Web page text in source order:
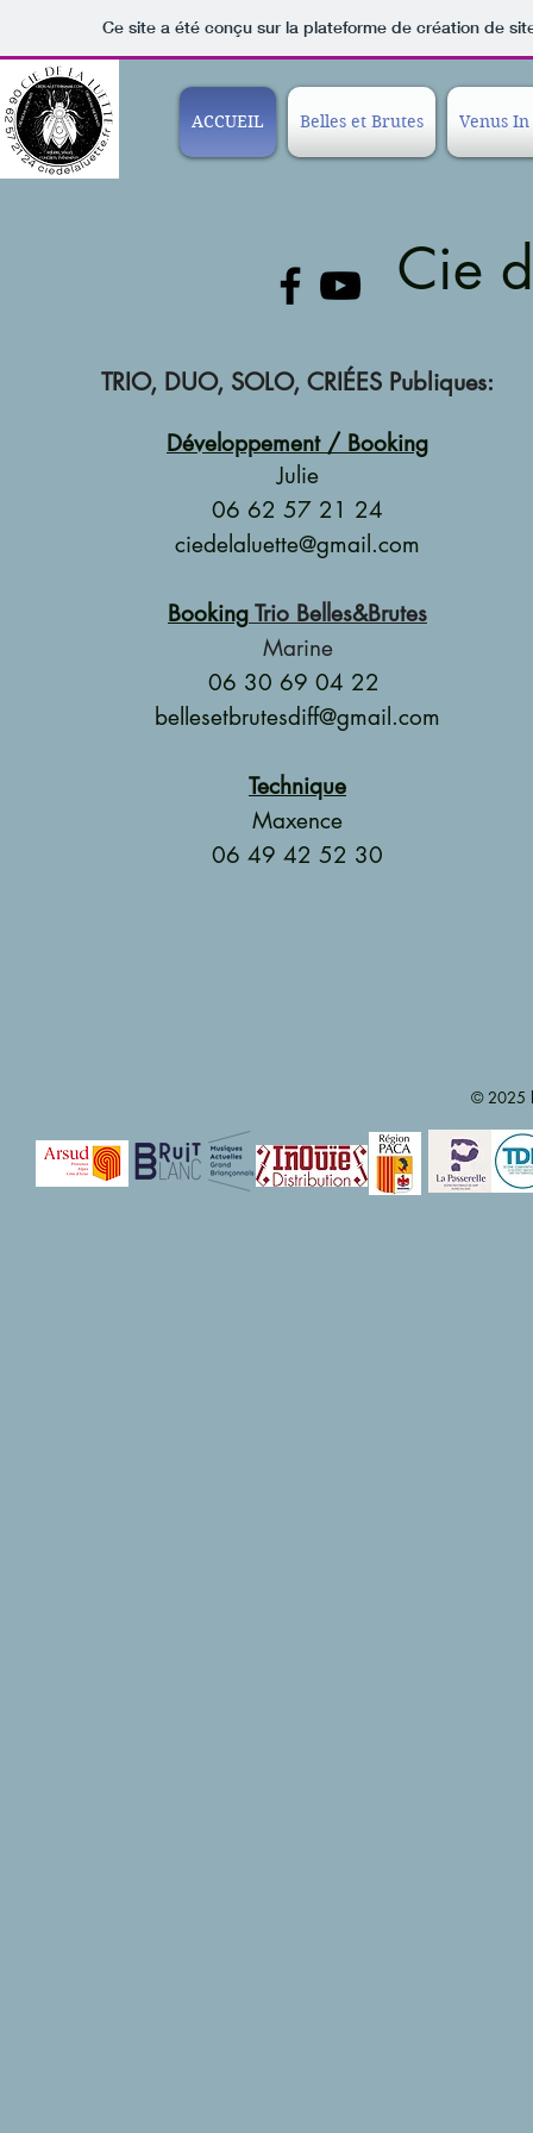
Ce site a été conçu sur la plateforme de création de
ACCUEIL Belles et Brutes Venus In
Cie
TRIO, DUO, SOLO, CRIÉES Publiques:
Développement / Booking
Julie
06 62 57 21 24
ciedelaluette@gmail.com
Booking Trio Belles&Brutes
Marine
06 30 69 04 22
bellesetbrutesdiff@gmail.com
Technique
Maxence
06 49 42 52 30
© 2025